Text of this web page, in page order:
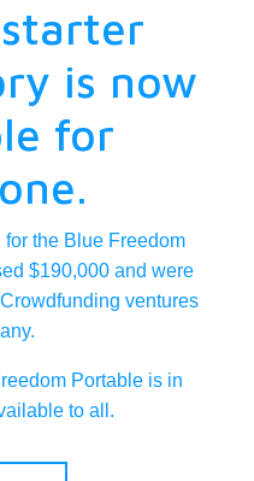
is now
for
the Blue Freedom
$190,000 and were
ventures
Portable is in
to all.